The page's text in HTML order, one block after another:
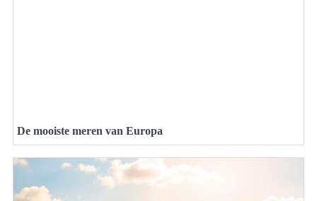
De mooiste meren van Europa